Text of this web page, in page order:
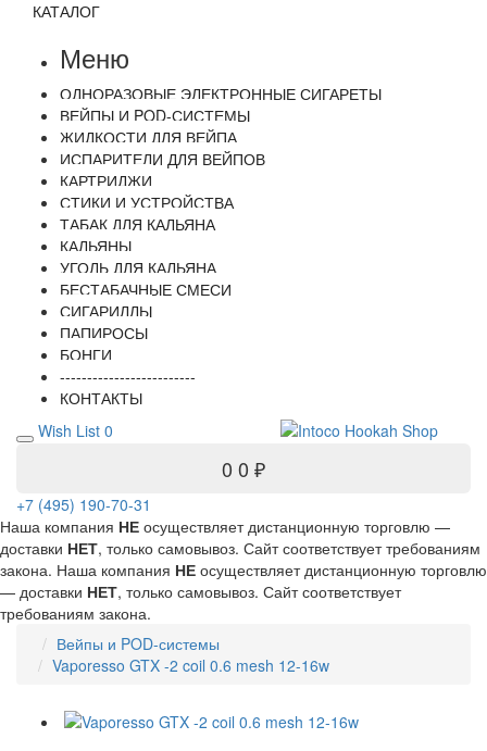
КАТАЛОГ
Меню
ОДНОРАЗОВЫЕ ЭЛЕКТРОННЫЕ СИГАРЕТЫ
ВЕЙПЫ И POD-СИСТЕМЫ
ЖИДКОСТИ ДЛЯ ВЕЙПА
ИСПАРИТЕЛИ ДЛЯ ВЕЙПОВ
КАРТРИДЖИ
СТИКИ И УСТРОЙСТВА
ТАБАК ДЛЯ КАЛЬЯНА
КАЛЬЯНЫ
УГОЛЬ ДЛЯ КАЛЬЯНА
БЕСТАБАЧНЫЕ СМЕСИ
СИГАРИЛЛЫ
ПАПИРОСЫ
БОНГИ
-------------------------
КОНТАКТЫ
Wish List 0
0 0 ₽
+7 (495) 190-70-31
Наша компания НЕ осуществляет дистанционную торговлю —
доставки НЕТ, только самовывоз. Сайт соответствует требованиям
закона. Наша компания НЕ осуществляет дистанционную торговлю
— доставки НЕТ, только самовывоз. Сайт соответствует
требованиям закона.
Вейпы и POD-системы
Vaporesso GTX -2 coil 0.6 mesh 12-16w